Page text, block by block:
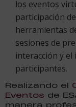
los eventos
participación
herramientas
sesiones de
interacción y
participantes.
Realizando el
Eventos de
manera